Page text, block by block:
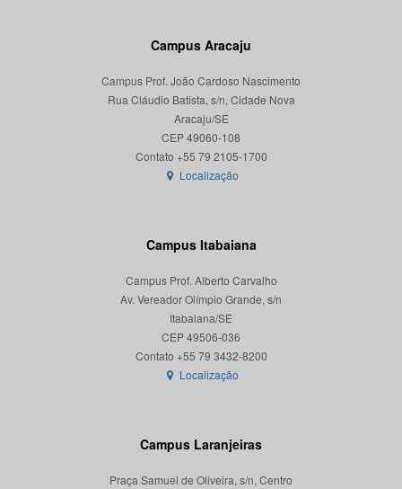
Campus Aracaju
Campus Prof. João Cardoso Nascimento
Rua Cláudio Batista, s/n, Cidade Nova
Aracaju/SE
CEP 49060-108
Localização
Campus Itabaiana
Campus Prof. Alberto Carvalho
Av. Vereador Olímpio Grande, s/n
Itabaiana/SE
CEP 49506-036
Localização
Campus Laranjeiras
Praça Samuel de Oliveira, s/n, Centro